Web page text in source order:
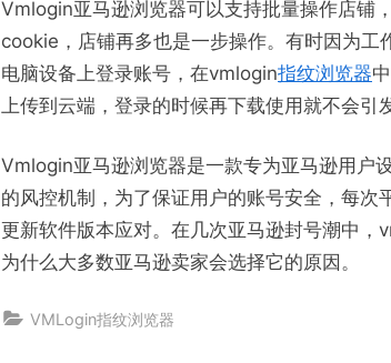
Vmlogin亚马逊浏览器可以支持批量操作店铺
cookie，店铺再多也是一步操作。有时因为工
电脑设备上登录账号，在vmlogin指纹浏览器
上传到云端，登录的时候再下载使用就不会引
Vmlogin亚马逊浏览器是一款专为亚马逊用户
的风控机制，为了保证用户的账号安全，每次
更新软件版本应对。在几次亚马逊封号潮中
为什么大多数亚马逊卖家会选择它的原因。
VMLogin指纹浏览器